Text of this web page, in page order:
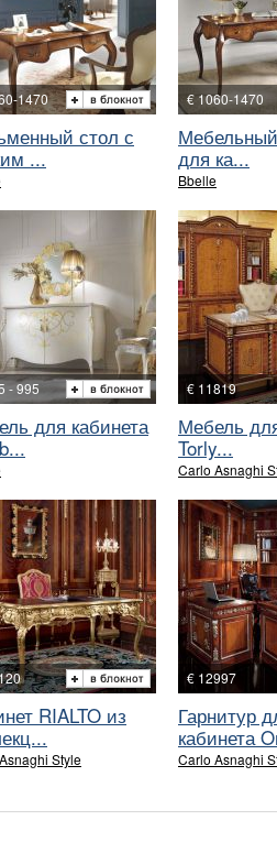
1470
стол с
...
€ 1060-1470
для ка...
Bbelle
- 995
для кабинета
€ 11819
Мебель
Torly...
Carlo Asnaghi
RIALTO из
Style
€ 12997
Гарнитур
кабинета
Carlo Asnaghi